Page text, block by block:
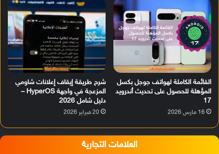
القائمة الكاملة لهواتف جوجل بكسل
المؤهلة للحصول على تحديث أندرويد
17
16 مارس 2026
شرح طريقة إيقاف إعلانات شاومي
المزعجة في واجهة HyperOS –
دليل شامل 2026
20 فبراير 2026
العلامات التجارية